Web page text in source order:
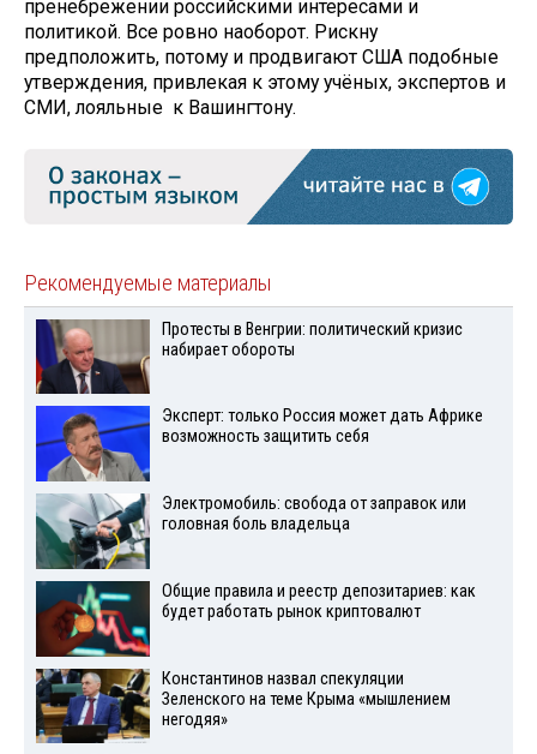
пренебрежении российскими интересами и
политикой. Все ровно наоборот. Рискну
предположить, потому и продвигают США подобные
утверждения, привлекая к этому учёных, экспертов и
СМИ, лояльные к Вашингтону.
Рекомендуемые материалы
Протесты в Венгрии: политический кризис
набирает обороты
Эксперт: только Россия может дать Африке
возможность защитить себя
Электромобиль: свобода от заправок или
головная боль владельца
Общие правила и реестр депозитариев: как
будет работать рынок криптовалют
Константинов назвал спекуляции
Зеленского на теме Крыма «мышлением
негодяя»